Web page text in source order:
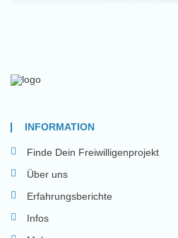
INFORMATION
Finde Dein Freiwilligenprojekt
Über uns
Erfahrungsberichte
Infos